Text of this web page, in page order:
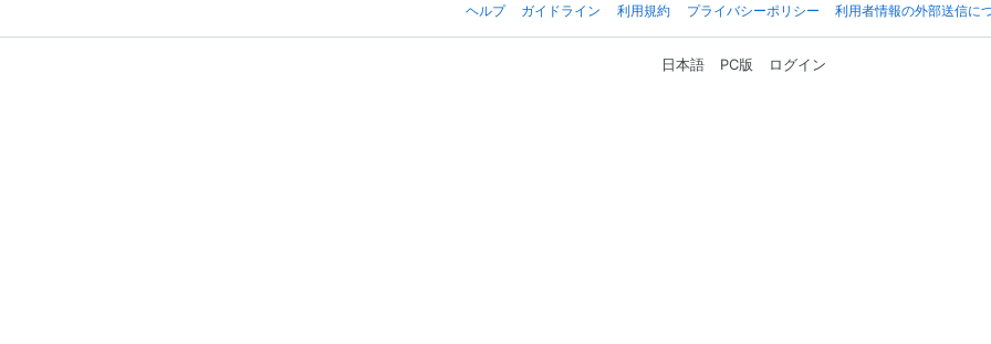
ヘルプ
ガイドライン 利用規約 プライバシーポリシー 利用者情報の外部送信に
日本語 PC版 ログイン